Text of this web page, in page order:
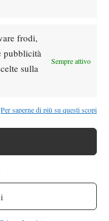
frodi,
pubblicità
sulla
Sempre attivo
Per saperne di più su questi scopi
Aut-Trib Milano n°